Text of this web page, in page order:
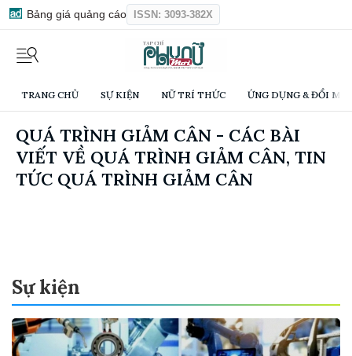
Bảng giá quảng cáo ISSN: 3093-382X
TRANG CHỦ SỰ KIỆN NỮ TRÍ THỨC ỨNG DỤNG & ĐỔI
QUÁ TRÌNH GIẢM CÂN - CÁC BÀI
VIẾT VỀ QUÁ TRÌNH GIẢM CÂN, TIN
TỨC QUÁ TRÌNH GIẢM CÂN
Sự kiện